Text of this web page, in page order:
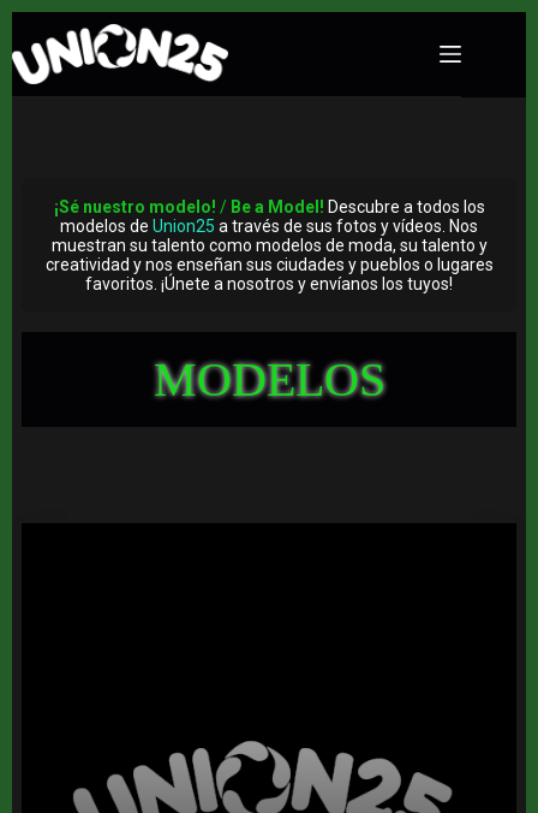
content
¡Sé nuestro modelo! / Be a Model! Descubre a todos los
modelos de Union25 a través de sus fotos y vídeos. Nos
muestran su talento como modelos de moda, su talento y
creatividad y nos enseñan sus ciudades y pueblos o lugares
favoritos. ¡Únete a nosotros y envíanos los tuyos!
MODELOS